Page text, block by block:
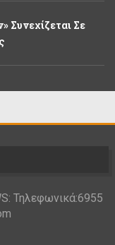
Συνεχίζεται Σε
Τηλεφωνικά:6955